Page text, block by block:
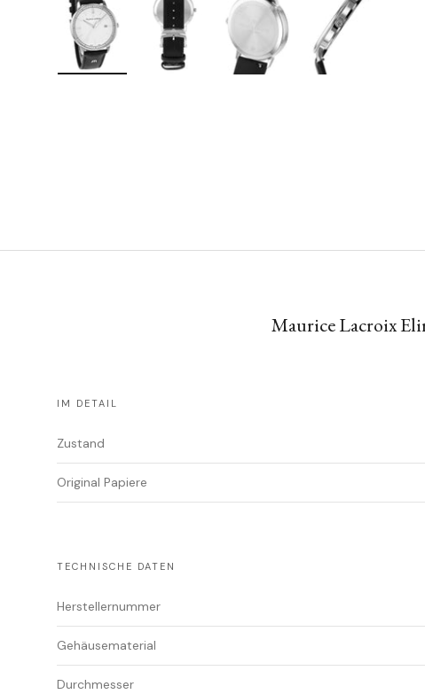
Maurice Lacroix
IM DETAIL
Zustand
Original Papiere
TECHNISCHE DATEN
Herstellernummer
Gehäusematerial
Durchmesser